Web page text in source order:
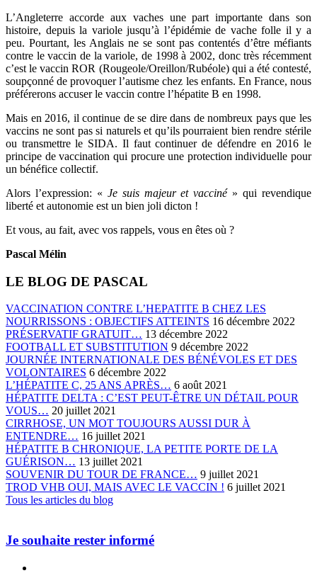
L’Angleterre accorde aux vaches une part importante dans son
histoire, depuis la variole jusqu’à l’épidémie de vache folle il y a
peu. Pourtant, les Anglais ne se sont pas contentés d’être méfiants
contre le vaccin de la variole, de 1998 à 2002, donc très récemment
c’est le vaccin ROR (Rougeole/Oreillon/Rubéole) qui a été contesté,
soupçonné de provoquer l’autisme chez les enfants. En France, nous
préférerons accuser le vaccin contre l’hépatite B en 1998.
Mais en 2016, il continue de se dire dans de nombreux pays que les
vaccins ne sont pas si naturels et qu’ils pourraient bien rendre stérile
ou transmettre le SIDA. Il faut continuer de défendre en 2016 le
principe de vaccination qui procure une protection individuelle pour
un bénéfice collectif.
Alors l’expression: « Je suis majeur et vacciné» qui revendique
liberté et autonomie est un bien joli dicton !
Et vous, au fait, avec vos rappels, vous en êtes où ?
Pascal Mélin
LE BLOG DE PASCAL
VACCINATION CONTRE L’HEPATITE B CHEZ LES
NOURRISSONS : OBJECTIFS ATTEINTS 16 décembre 2022
PRÉSERVATIF GRATUIT… 13 décembre 2022
FOOTBALL ET SUBSTITUTION 9 décembre 2022
JOURNÉE INTERNATIONALE DES BÉNÉVOLES ET DES
VOLONTAIRES 6 décembre 2022
L’HÉPATITE C, 25 ANS APRÈS… 6 août 2021
HÉPATITE DELTA : C’EST PEUT-ÊTRE UN DÉTAIL POUR
VOUS… 20 juillet 2021
CIRRHOSE, UN MOT TOUJOURS AUSSI DUR À
ENTENDRE… 16 juillet 2021
HÉPATITE B CHRONIQUE, LA PETITE PORTE DE LA
GUÉRISON… 13 juillet 2021
SOUVENIR DU TOUR DE FRANCE… 9 juillet 2021
TROD VHB OUI, MAIS AVEC LE VACCIN ! 6 juillet 2021
Tous les articles du blog
Je souhaite rester informé